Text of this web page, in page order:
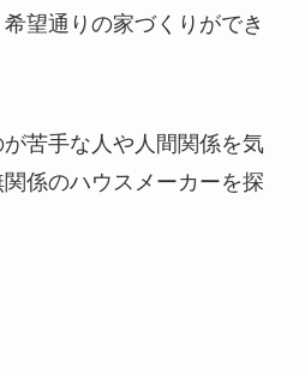
望通りの家づくりができ
苦手な人や人間関係を気
係のハウスメーカーを探